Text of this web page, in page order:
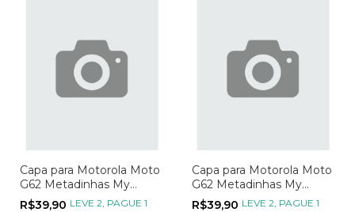
Capa para Motorola Moto
G62 Metadinhas My
Person - Parte 02
R$39,90 LEVE 2, PAGUE 1
Capa para Motorola Moto
G62 Metadinhas My
Person - Parte 01
R$39,90 LEVE 2, PAGUE 1